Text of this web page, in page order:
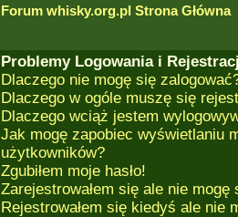
Forum whisky.org.pl Strona Główna
Problemy Logowania i
Dlaczego nie mogę się
Dlaczego w ogóle muszę się
Dlaczego wciąż jestem
Jak mogę zapobiec wyświetlaniu
użytkowników?
Zgubiłem moje hasło!
Zarejestrowałem się ale nie mogę
Rejestrowałem się kiedyś ale nie